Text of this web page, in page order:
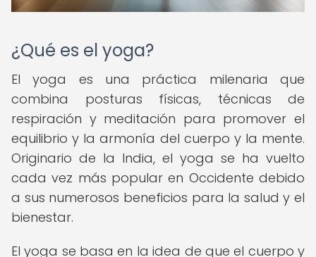
¿Qué es el yoga?
El yoga es una práctica milenaria que
combina posturas físicas, técnicas de
respiración y meditación para promover el
equilibrio y la armonía del cuerpo y la mente.
Originario de la India, el yoga se ha vuelto
cada vez más popular en Occidente debido
a sus numerosos beneficios para la salud y el
bienestar.
El yoga se basa en la idea de que el cuerpo y